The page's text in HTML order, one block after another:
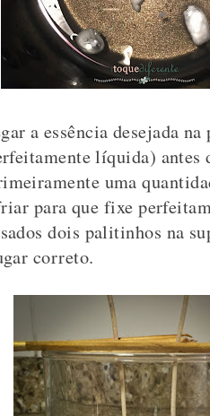
a essência desejada
líquida)
uma
para que fixe
dois palitinhos na
correto.